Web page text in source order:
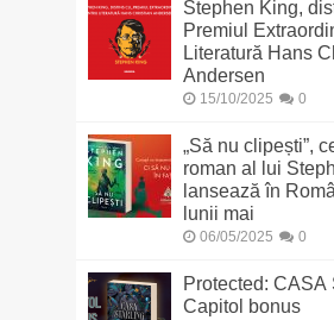
Stephen King,
Premiul
Literatură Hans
Andersen
15/10/2025 0
„Să nu clipești”,
roman al lui
lansează în
lunii mai
06/05/2025 0
Protected: CASA
Capitol bonus